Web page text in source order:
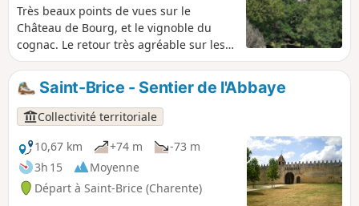
Très beaux points de vues sur le
Château de Bourg, et le vignoble du
cognac. Le retour très agréable sur les
bords de la Charente .
Saint-Brice - Sentier de l'Abbaye
Collectivité territoriale
10,67 km
+74 m
-73 m
3h 15
Moyenne
Départ à Saint-Brice (Charente)